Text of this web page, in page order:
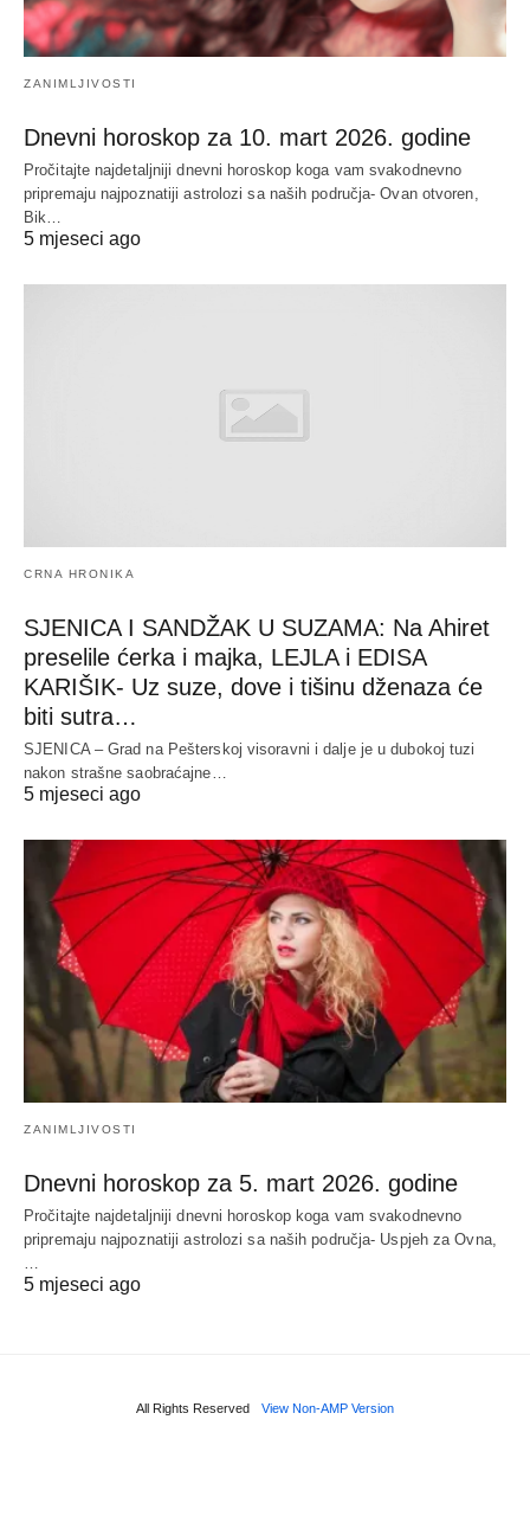
ZANIMLJIVOSTI
Dnevni horoskop za 10. mart 2026. godine
Pročitajte najdetaljniji dnevni horoskop koga vam svakodnevno
pripremaju najpoznatiji astrolozi sa naših područja- Ovan otvoren,
Bik…
5 mjeseci ago
CRNA HRONIKA
SJENICA I SANDŽAK U SUZAMA: Na Ahiret
preselile ćerka i majka, LEJLA i EDISA
KARIŠIK- Uz suze, dove i tišinu dženaza će
biti sutra…
SJENICA – Grad na Pešterskoj visoravni i dalje je u dubokoj tuzi
nakon strašne saobraćajne…
5 mjeseci ago
ZANIMLJIVOSTI
Dnevni horoskop za 5. mart 2026. godine
Pročitajte najdetaljniji dnevni horoskop koga vam svakodnevno
pripremaju najpoznatiji astrolozi sa naših područja- Uspjeh za Ovna,
5 mjeseci ago
All Rights Reserved View Non-AMP Version